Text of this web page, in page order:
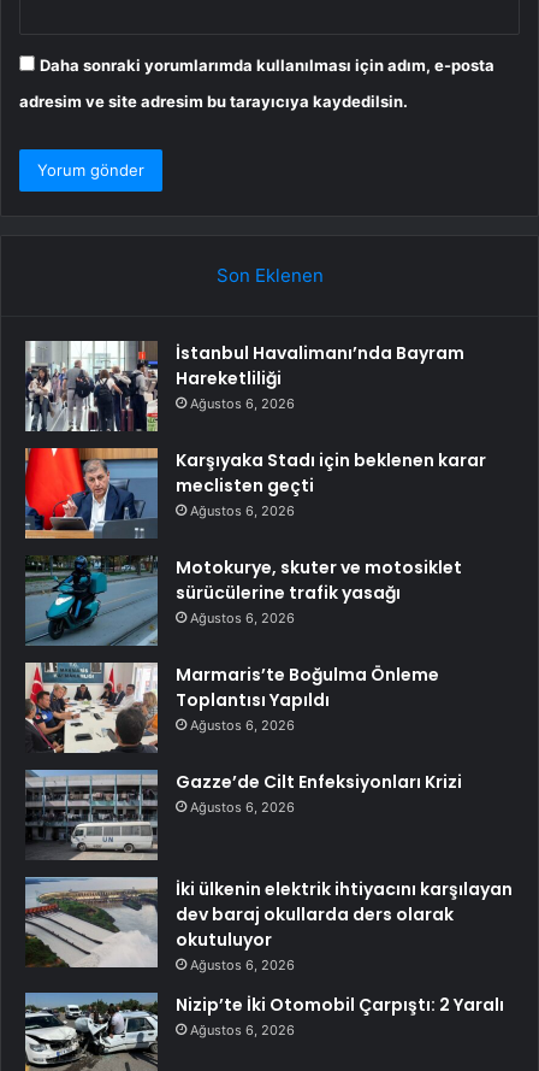
Daha sonraki yorumlarımda kullanılması için adım, e-posta
adresim ve site adresim bu tarayıcıya kaydedilsin.
Son Eklenen
İstanbul Havalimanı’nda Bayram
Hareketliliği
Ağustos 6, 2026
Karşıyaka Stadı için beklenen karar
meclisten geçti
Ağustos 6, 2026
Motokurye, skuter ve motosiklet
sürücülerine trafik yasağı
Ağustos 6, 2026
Marmaris’te Boğulma Önleme
Toplantısı Yapıldı
Ağustos 6, 2026
Gazze’de Cilt Enfeksiyonları Krizi
Ağustos 6, 2026
İki ülkenin elektrik ihtiyacını karşılayan
dev baraj okullarda ders olarak
okutuluyor
Ağustos 6, 2026
Nizip’te İki Otomobil Çarpıştı: 2 Yaralı
Ağustos 6, 2026